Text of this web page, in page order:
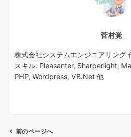
菅村覚
株式会社システムエンジニアリング
スキル: Pleasanter, Sharperlight,
PHP, Wordpress, VB.Net 他
前のページへ